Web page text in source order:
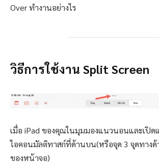
Over ทำงานอย่างไร
วิธีการใช้งาน Split Screen
เมื่อ iPad ของคุณในมุมมองแนวนอนและเปิด
ไอคอนมัลติทาสก์ที่ด้านบน(หรือจุด 3 จุดทางด้
ของหน้าจอ)